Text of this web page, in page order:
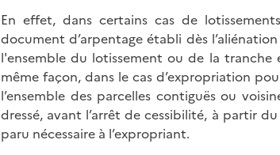
En effet, dans certains cas de
document d’arpentage établi dès
l'ensemble du lotissement ou de la
même façon, dans le cas d’expropriation
l’ensemble des parcelles contiguës ou
dressé, avant l’arrêt de cessibilité, à partir
paru nécessaire à l’expropriant.